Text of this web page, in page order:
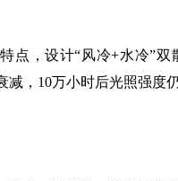
，设计“风冷+水冷”双
，10万小时后光照强度